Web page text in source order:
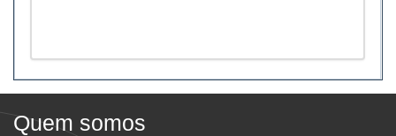
Quem somos